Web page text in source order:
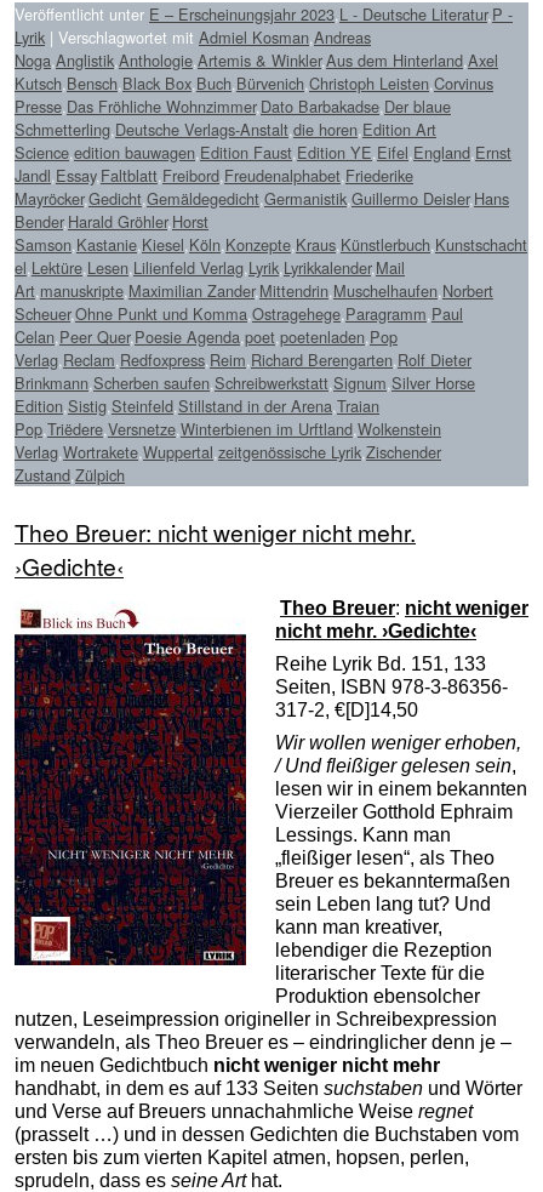
Veröffentlicht unter E – Erscheinungsjahr 2023 L - Deutsche Literatur,P -
Lyrik | Verschlagwortet mit Admiel Kosman Andreas
Noga Anglistik Anthologie Artemis & Winkler,Aus dem Hinterland Axel
Kutsch Bensch Black Box Buch Bürvenich Christoph Leisten Corvinus
Presse Das Fröhliche Wohnzimmer,Dato Barbakadse Der blaue
Schmetterling Deutsche Verlags-Anstalt die horen Edition Art
Science edition bauwagen Edition Faust Edition YE Eifel England Ernst
Jandl Essay,Faltblatt Freibord Freudenalphabet Friederike
Mayröcker,Gedicht Gemäldegedicht Germanistik Guillermo Deisler,Hans
Bender,Harald Gröhler,Horst
Samson Kastanie Kiesel Köln Konzepte Kraus Künstlerbuch Kunstschacht
el Lektüre Lesen Lilienfeld Verlag Lyrik Lyrikkalender,Mail
Art manuskripte Maximilian Zander,Mittendrin Muschelhaufen Norbert
Scheuer,Ohne Punkt und Komma Ostragehege Paragramm Paul
Celan Peer Quer,Poesie Agenda poet poetenladen Pop
Verlag Reclam Redfoxpress Reim Richard Berengarten Rolf Dieter
Brinkmann Scherben saufen Schreibwerkstatt Signum Silver Horse
Edition Sistig Steinfeld Stillstand in der Arena Traian
Pop Triëdere Versnetze Winterbienen im Urftland Wolkenstein
Verlag Wortrakete Wuppertal zeitgenössische Lyrik Zischender
Zustand Zülpich
Theo Breuer: nicht weniger nicht mehr.
›Gedichte‹
Theo Breuer: nicht weniger
nicht mehr. ›Gedichte‹
Reihe Lyrik Bd. 151, 133
Seiten, ISBN 978-3-86356-
317-2, €[D]14,50
Wir wollen weniger erhoben,
/ Und fleißiger gelesen sein,
lesen wir in einem bekannten
Vierzeiler Gotthold Ephraim
Lessings. Kann man
„fleißiger lesen“, als Theo
Breuer es bekanntermaßen
sein Leben lang tut? Und
kann man kreativer,
lebendiger die Rezeption
literarischer Texte für die
Produktion ebensolcher
nutzen, Leseimpression origineller in Schreibexpression
verwandeln, als Theo Breuer es – eindringlicher denn je –
im neuen Gedichtbuch nicht weniger nicht mehr
handhabt, in dem es auf 133 Seiten suchstaben und Wörter
und Verse auf Breuers unnachahmliche Weise regnet
(prasselt …) und in dessen Gedichten die Buchstaben vom
ersten bis zum vierten Kapitel atmen, hopsen, perlen,
sprudeln, dass es seine Arthat.